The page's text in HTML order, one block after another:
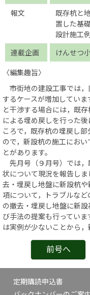
報文
既存杭と
置した基
設計施工例
連載企画 けんせつ
〈編集趣旨〉
市街地の建設工事では
するケースが増加してい
と干渉する場合には，既
による埋め戻しを行った
ころで，既存杭の埋戻し
ので，新設杭の施工にお
とがあります。
先月号（９月号）では，
状について現況を報告し
去・埋戻し地盤に新設杭
項について，トラブルな
の撤去・埋戻し地盤に新
び手法の提案も行ってい
は実例が少ないことから
前号へ
定期購読申込書